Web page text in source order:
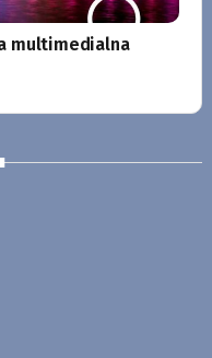
multimedialna